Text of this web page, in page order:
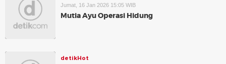
Jumat, 16 Jan 2026 15:05 WIB
Mutia Ayu Operasi Hidung
detikHot